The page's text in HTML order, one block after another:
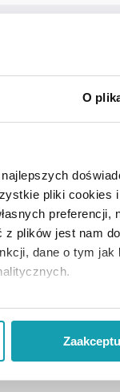
O
pliki cookies
preferencji,
plików jest nam
dane o tym
z którymi wiąże
acnes,
dobierać